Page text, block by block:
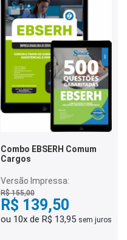
Combo EBSERH Comum
Cargos
Versão Impressa:
R$ 155,00
R$ 139,50
ou 10x de R$ 13,95 sem juros